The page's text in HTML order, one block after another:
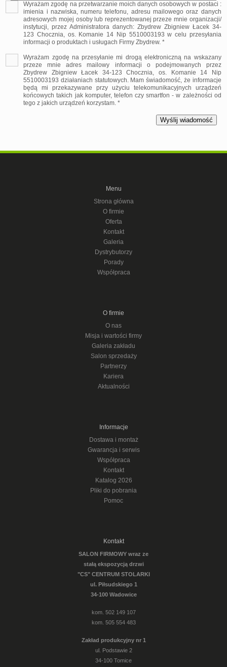
Wyrażam zgodę na przetwarzanie moich danych osobowych w postaci :
imienia i nazwiska, numeru telefonu, adresu mailowego oraz danych
adresowych mojej osoby lub reprezentowanej przeze mnie organizacji/
instytucji, przez Administratora danych: Zbydrew Zbigniew Łacek 34-
123 Chocznia, os. Komanie 14 Nip 5510003193 w celu przesyłania
informacji o produktach i usługach Firmy Zbydrew. *
Wyrażam zgodę na przesyłanie mi drogą elektroniczną na wskazany
przeze mnie adres mailowy informacji o podejmowanych przez
Zbydrew Zbigniew Łacek 34-123 Chocznia, os. Komanie 14 Nip
5510003193 działaniach statutowych. Mam świadomość, że informacje
będą mi przekazywane przy użyciu telekomunikacyjnych urządzeń
końcowych takich jak komputer, telefon czy smartfon - w zależności od
tego z jakich urządzeń korzystam. *
Menu
Strona główna
O firmie
Oferta
Kontakt
Galeria
Dystrybutorzy
Porady
Współpraca
O firmie
O nas
Misja i wartości firmy
Galeria zakładu
Salon sprzedaży
Partnerzy
Kariera
Aktualności
Informacje
Dostawa i montaż
Gwarancja i serwis
Współpraca
Kontakt
Katalog 2026
Pliki do pobrania
Pomoc
Kontakt
SALON FIRMOWY wraz ze
stałą ekspozycją drzwi
"CS" CENTRUM STOLARKI
ul. Piłsudskiego 1
34-100 Wadowice
kom. 502 149 107
kom. 505 554 483
Zakład produkcyjny nr 1
ul. Podstawie 2
34-100 Tomice